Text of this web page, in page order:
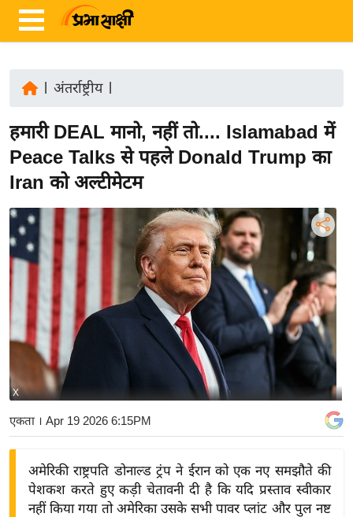
ज़ा
ख
ब
र
रा
ष्ट्री
य
र्रा
ष्ट्री
बि
ज़
ने
द्यो
अंतर्राष्ट्रीय|
हमारी DEAL मानो, नहीं तो.... Islamabad में
Peace Talks से पहले Donald Trump का
Iran को अल्टीमेटम
X
एकता । Apr 19 2026 6:15PM
अमेरिकी राष्ट्रपति डोनाल्ड ट्रंप ने ईरान को एक नए समझौते की
पेशकश करते हुए कड़ी चेतावनी दी है कि यदि प्रस्ताव स्वीकार
नहीं किया गया तो अमेरिका उसके सभी पावर प्लांट और पुल नष्ट